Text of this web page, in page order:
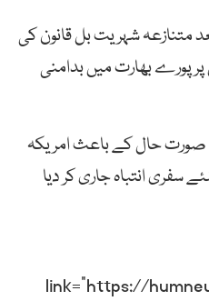
متنازعہ شہریت بل قانون کی
پورے بھارت میں بدامنی
صورت حال کے باعث امریکہ
سفری انتباہ جاری کر دیا
link=”https://